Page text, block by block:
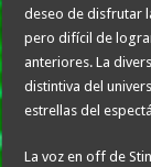
deseo de disfrutar
pero difícil de
anteriores. La
distintiva del
estrellas del
La voz en off de